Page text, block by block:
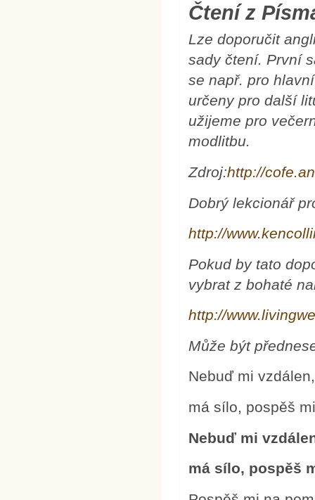
Čtení z
Lze doporučit
sady čtení. První
se např. pro
určeny pro další
užijeme pro
modlitbu.
Zdroj:http://
Dobrý lekcionář
http://
Pokud by tato
vybrat z bohaté
http://
Může být
Nebuď mi
má sílo, pospěš
Nebuď mi
má sílo, pospěš